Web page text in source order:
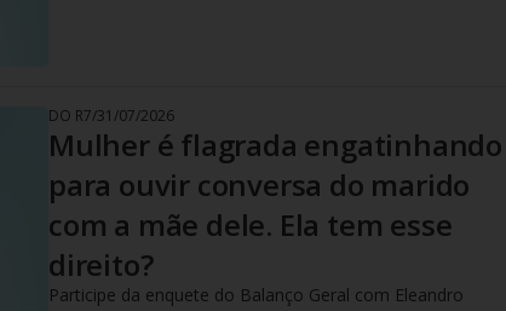
DO R7/31/07/2026
Mulher é flagrada engatinhando
para ouvir conversa do marido
com a mãe dele. Ela tem esse
direito?
Participe da enquete do Balanço Geral com Eleandro